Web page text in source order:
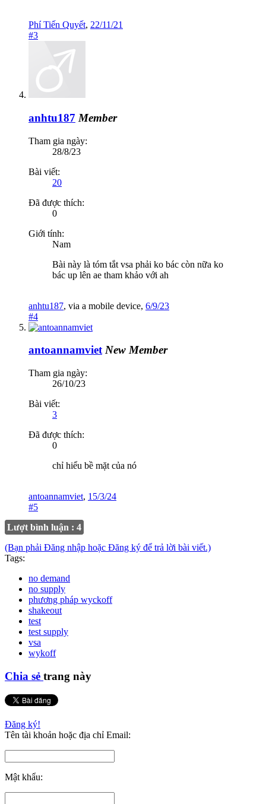
Phí Tiến Quyết, 22/11/21
#3
anhtu187 Member
Tham gia ngày:
28/8/23
Bài viết:
20
Đã được thích:
0
Giới tính:
Nam
Bài này là tóm tắt vsa phải ko bác còn nữa ko
bác up lên ae tham khảo với ah
anhtu187, via a mobile device, 6/9/23
#4
antoannamviet New Member
Tham gia ngày:
26/10/23
Bài viết:
3
Đã được thích:
0
chỉ hiểu bề mặt của nó
antoannamviet, 15/3/24
#5
Lượt bình luận : 4
(Bạn phải Đăng nhập hoặc Đăng ký để trả lời bài viết.)
Tags:
no demand
no supply
phương pháp wyckoff
shakeout
test
test supply
vsa
wykoff
Chia sẻ trang này
Đăng ký!
Tên tài khoản hoặc địa chỉ Email:
Mật khẩu: